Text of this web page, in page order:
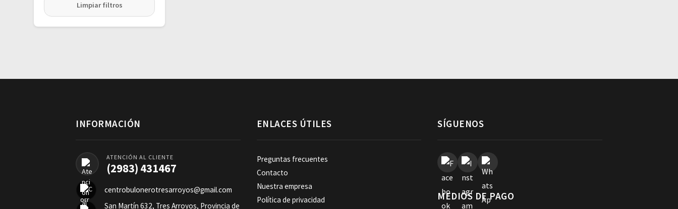
Limpiar filtros
INFORMACIÓN
ATENCIÓN AL CLIENTE
(2983) 431467
centrobulonerotresarroyos@gmail.com
San Martín 632, Tres Arroyos, Provincia de
ENLACES ÚTILES
Preguntas frecuentes
Contacto
Nuestra empresa
Política de privacidad
SÍGUENOS
MEDIOS DE PAGO